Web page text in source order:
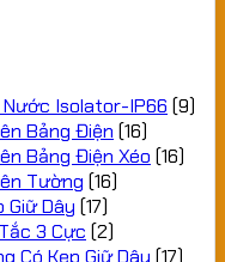
Nước Isolator-IP66 (9)
Bảng Điện (16)
Bảng Điện Xéo (16)
Tường (16)
Giữ Dây (17)
3 Cực (2)
Có Kẹp Giữ Dây (17)